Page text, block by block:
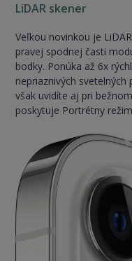
LiDAR skener
Veľkou novinkou je
pravej spodnej časti
bodky. Ponúka až 6x
nepriaznivých
však uvidíte aj pri
poskytuje Portrétny